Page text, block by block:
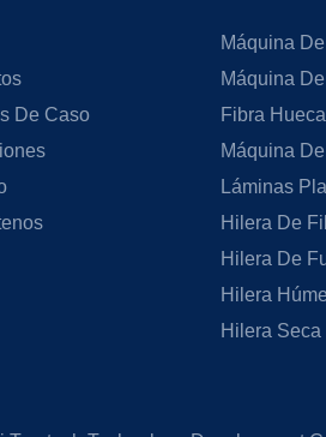
De Caso
Máquina
Máquina
Fibra Hueca
Máquina
Láminas
Hilera De
Hilera De
Hilera
Hilera Seca